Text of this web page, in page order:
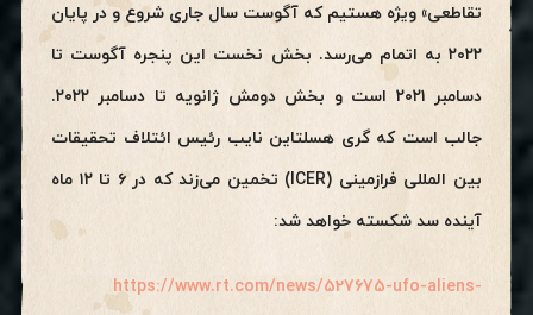
تقاطعی» ویژه هستیم که آگوست سال جاری شروع و در پایان
۲۰۲۲ به اتمام می‌رسد. بخش نخست این پنجره آگوست تا
دسامبر ۲۰۲۱ است و بخش دومش ژانویه تا دسامبر ۲۰۲۲.
جالب است که گری هسلتاین نایب رئیس ائتلاف تحقیقات
بین المللی فرازمینی (ICER) تخمین می‌زند که در ۶ تا ۱۲ ماه
آینده سد شکسته خواهد شد:
https://www.rt.com/news/527675-ufo-aliens-